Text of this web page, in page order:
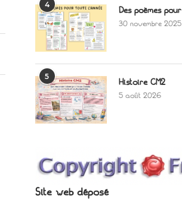
4
Des poèmes
30 novembre 2025
5
Histoire CM2
5 août 2026
Site web déposé